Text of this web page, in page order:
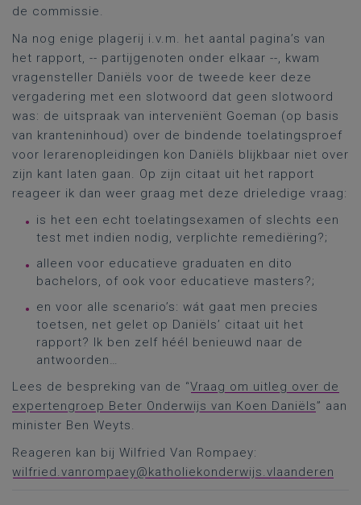
de commissie.
Na nog enige plagerij i.v.m. het aantal pagina’s van
het rapport, -- partijgenoten onder elkaar --, kwam
vragensteller Daniëls voor de tweede keer deze
vergadering met een slotwoord dat geen slotwoord
was: de uitspraak van interveniënt Goeman (op basis
van kranteninhoud) over de bindende toelatingsproef
voor lerarenopleidingen kon Daniëls blijkbaar niet over
zijn kant laten gaan. Op zijn citaat uit het rapport
reageer ik dan weer graag met deze drieledige vraag:
is het een echt toelatingsexamen of slechts een
test met indien nodig, verplichte remediëring?;
alleen voor educatieve graduaten en dito
bachelors, of ook voor educatieve masters?;
en voor alle scenario’s: wát gaat men precies
toetsen, net gelet op Daniëls’ citaat uit het
rapport? Ik ben zelf héél benieuwd naar de
antwoorden…
Lees de bespreking van de “Vraag om uitleg over de
expertengroep Beter Onderwijs van Koen Daniëls” aan
minister Ben Weyts.
Reageren kan bij Wilfried Van Rompaey:
wilfried.vanrompaey@katholiekonderwijs.vlaanderen